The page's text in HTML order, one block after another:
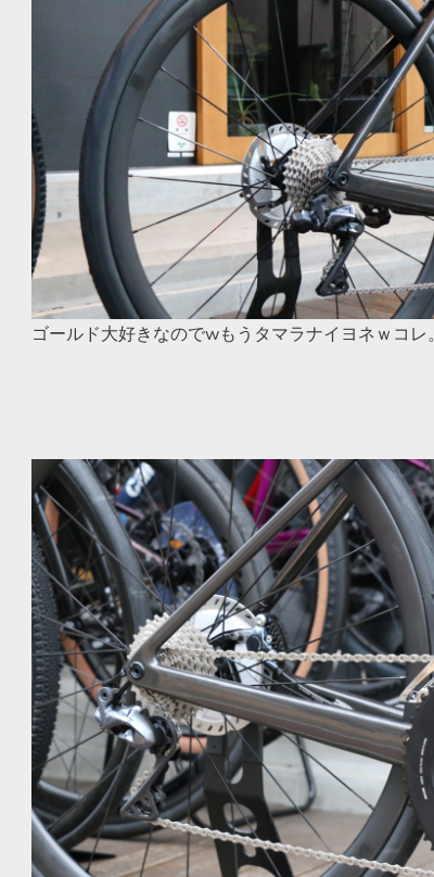
ゴールド大好きなのでwもうタマラナイヨネｗコレ。